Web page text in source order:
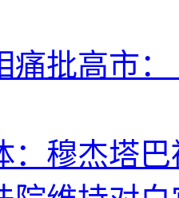
痛批高市
：穆杰塔